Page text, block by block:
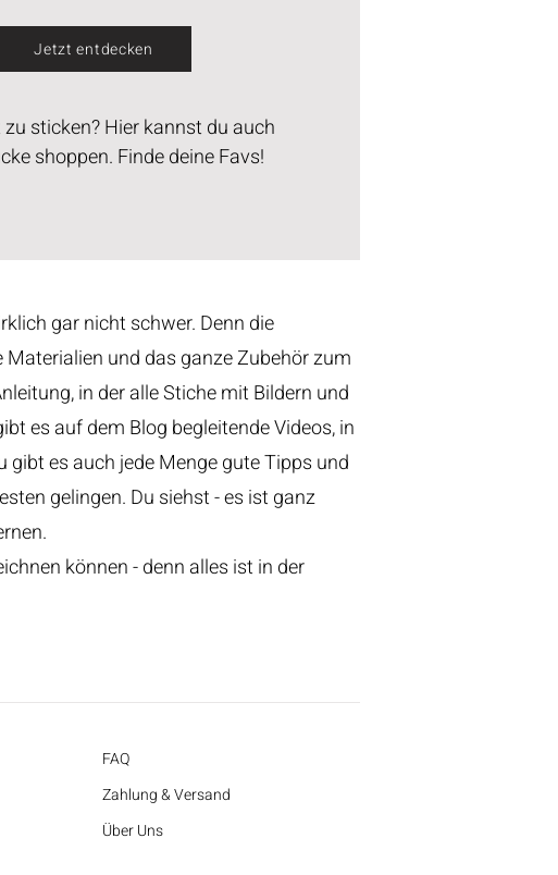
Jetzt entdecken
zu sticken? Hier kannst du auch
shoppen. Finde deine Favs!
gar nicht schwer. Denn die
Materialien und das ganze Zubehör zum
in der alle Stiche mit Bildern und
es auf dem Blog begleitende Videos, in
gibt es auch jede Menge gute Tipps und
gelingen. Du siehst - es ist ganz
können - denn alles ist in der
FAQ
Zahlung & Versand
Über Uns